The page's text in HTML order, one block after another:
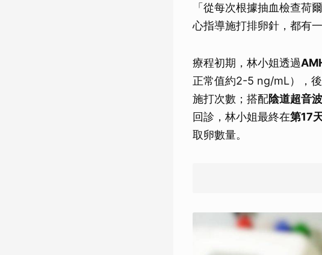
「從每次根據抽血檢查荷
心指導施打排卵針，都有
療程初期，林小姐透過
正常值約2-5 ng/mL），
施打次數；搭配陰道超音波
回診，林小姐最終在第17
取卵數量。